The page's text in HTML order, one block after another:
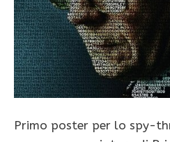
Primo poster per lo spy-